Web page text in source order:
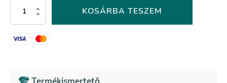
félgyöngy
neon
sárga
KOSÁRBA TESZEM